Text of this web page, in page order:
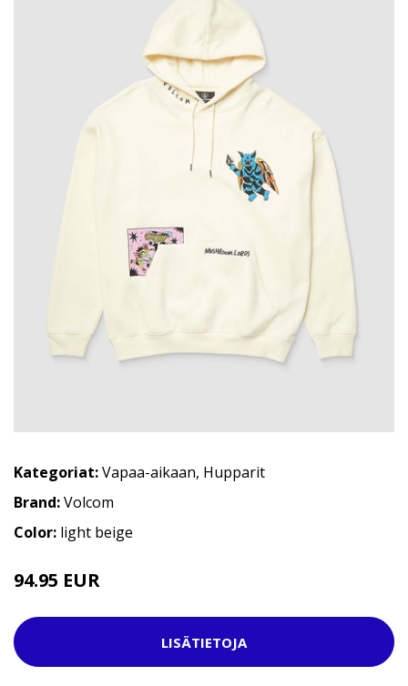
Kategoriat:Vapaa-aikaan, Hupparit
Brand:Volcom
Color: light beige
94.95 EUR
LISÄTIETOJA